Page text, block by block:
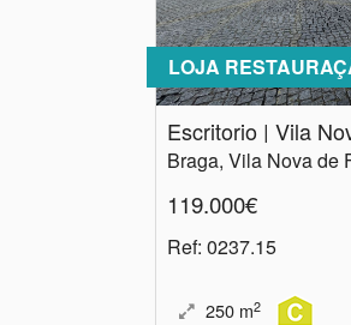
LOJA
Escritorio | Vila
119.000€
Ref: 0237.15
250 m2